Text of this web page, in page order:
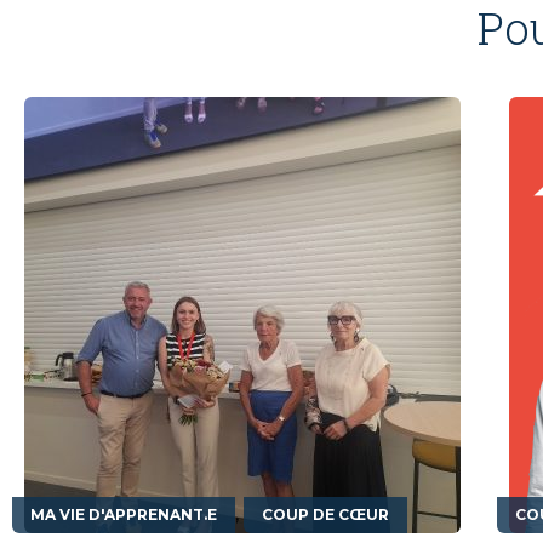
MA VIE D'APPRENANT.E , COUP DE CŒUR